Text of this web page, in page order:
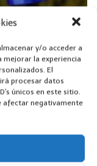
y/o acceder a
mejorar la experiencia
El
procesar datos
únicos en este sitio.
afectar negativamente
o la oficina,
viales y
sin la molestia